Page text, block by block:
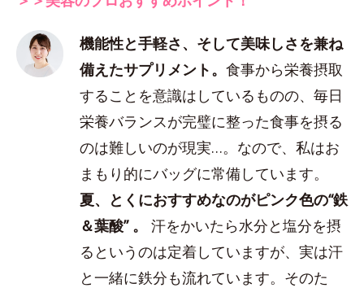
機能性と手軽さ、そして美味しさを兼ね
備えたサプリメント。食事から栄養摂取
することを意識はしているものの、毎日
栄養バランスが完璧に整った食事を摂る
のは難しいのが現実…。なので、私はお
まもり的にバッグに常備しています。
夏、とくにおすすめなのがピンク色の“鉄
＆葉酸” 。汗をかいたら水分と塩分を摂
るというのは定着していますが、実は汗
と一緒に鉄分も流れています。そのた